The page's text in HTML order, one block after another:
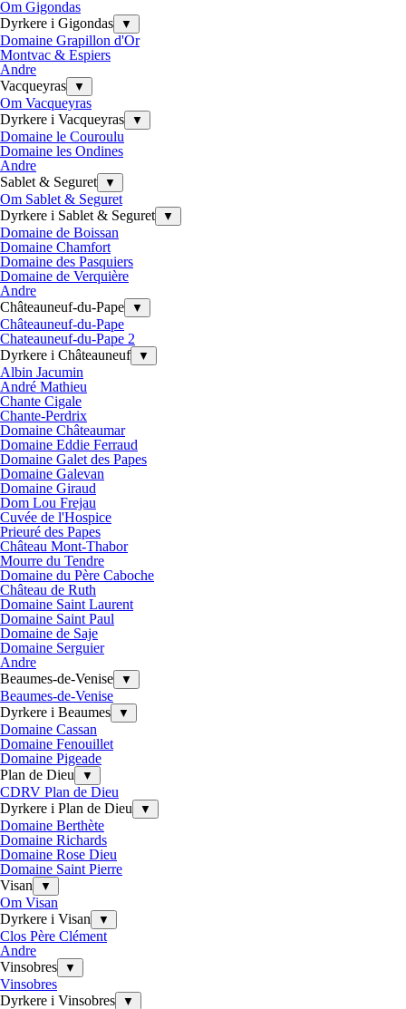
Om Gigondas
Dyrkere i Gigondas
▼
Domaine Grapillon d'Or
Montvac & Espiers
Andre
Vacqueyras
▼
Om Vacqueyras
Dyrkere i Vacqueyras
▼
Domaine le Couroulu
Domaine les Ondines
Andre
Sablet & Seguret
▼
Om Sablet & Seguret
Dyrkere i Sablet & Seguret
▼
Domaine de Boissan
Domaine Chamfort
Domaine des Pasquiers
Domaine de Verquière
Andre
Châteauneuf-du-Pape
▼
Châteauneuf-du-Pape
Chateauneuf-du-Pape 2
Dyrkere i Châteauneuf
▼
Albin Jacumin
André Mathieu
Chante Cigale
Chante-Perdrix
Domaine Châteaumar
Domaine Eddie Ferraud
Domaine Galet des Papes
Domaine Galevan
Domaine Giraud
Dom Lou Frejau
Cuvée de l'Hospice
Prieuré des Papes
Château Mont-Thabor
Mourre du Tendre
Domaine du Père Caboche
Château de Ruth
Domaine Saint Laurent
Domaine Saint Paul
Domaine de Saje
Domaine Serguier
Andre
Beaumes-de-Venise
▼
Beaumes-de-Venise
Dyrkere i Beaumes
▼
Domaine Cassan
Domaine Fenouillet
Domaine Pigeade
Plan de Dieu
▼
CDRV Plan de Dieu
Dyrkere i Plan de Dieu
▼
Domaine Berthète
Domaine Richards
Domaine Rose Dieu
Domaine Saint Pierre
Visan
▼
Om Visan
Dyrkere i Visan
▼
Clos Père Clément
Andre
Vinsobres
▼
Vinsobres
Dyrkere i Vinsobres
▼